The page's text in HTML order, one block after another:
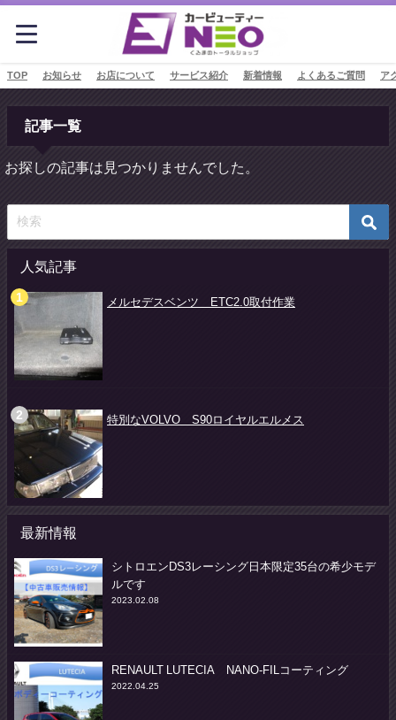
TOP お知らせ お店について サービス紹介 新着情報 よくあるご質問 ア
記事一覧
お探しの記事は見つかりませんでした。
人気記事
メルセデスベンツ ETC2.0取付作業
特別なVOLVO S90ロイヤルエルメス
最新情報
シトロエンDS3レーシング日本限定35台の希少モデ
ルです
2023.02.08
RENAULT LUTECIA NANO-FILコーティング
2022.04.25